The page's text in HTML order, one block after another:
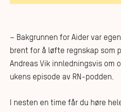
– Bakgrunnen for Aider var
brent for å løfte regnskap som
Andreas Vik innledningsvis om
ukens episode av RN-podden.
I nesten en time får du høre